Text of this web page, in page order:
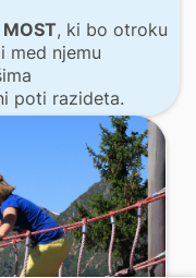
MOST, ki bo otroku
med njemu
poti razideta.